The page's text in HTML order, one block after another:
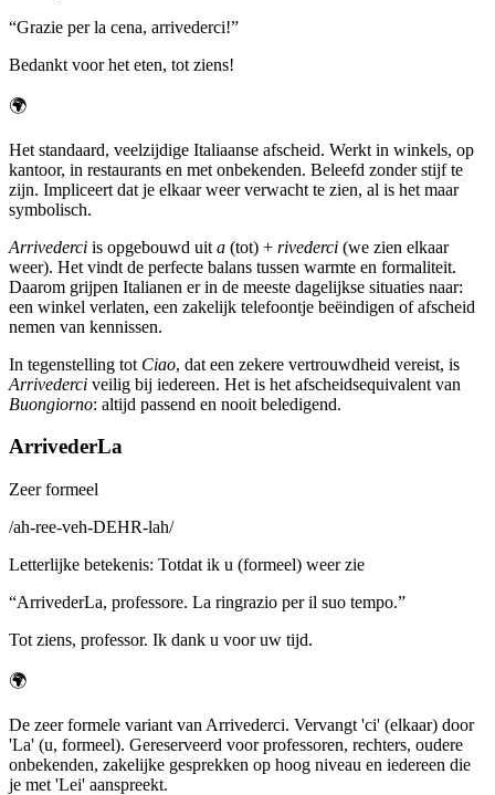
“Grazie per la cena, arrivederci!”
Bedankt voor het eten, tot ziens!
🌍
Het standaard, veelzijdige Italiaanse afscheid. Werkt in winkels, op
kantoor, in restaurants en met onbekenden. Beleefd zonder stijf te
zijn. Impliceert dat je elkaar weer verwacht te zien, al is het maar
symbolisch.
Arrivederci is opgebouwd uit a (tot) + rivederci (we zien elkaar
weer). Het vindt de perfecte balans tussen warmte en formaliteit.
Daarom grijpen Italianen er in de meeste dagelijkse situaties naar:
een winkel verlaten, een zakelijk telefoontje beëindigen of afscheid
nemen van kennissen.
In tegenstelling tot Ciao, dat een zekere vertrouwdheid vereist, is
Arrivederci veilig bij iedereen. Het is het afscheidsequivalent van
Buongiorno: altijd passend en nooit beledigend.
ArrivederLa
Zeer formeel
/ah-ree-veh-DEHR-lah/
Letterlijke betekenis: Totdat ik u (formeel) weer zie
“ArrivederLa, professore. La ringrazio per il suo tempo.”
Tot ziens, professor. Ik dank u voor uw tijd.
🌍
De zeer formele variant van Arrivederci. Vervangt 'ci' (elkaar) door
'La' (u, formeel). Gereserveerd voor professoren, rechters, oudere
onbekenden, zakelijke gesprekken op hoog niveau en iedereen die
je met 'Lei' aanspreekt.